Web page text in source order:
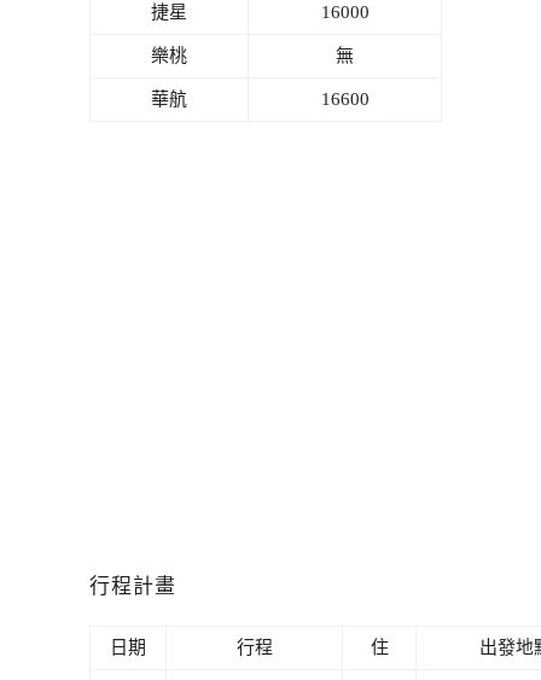
捷星 16000
樂桃 無
華航 16600
行程計畫
日期 行程 住 出發地